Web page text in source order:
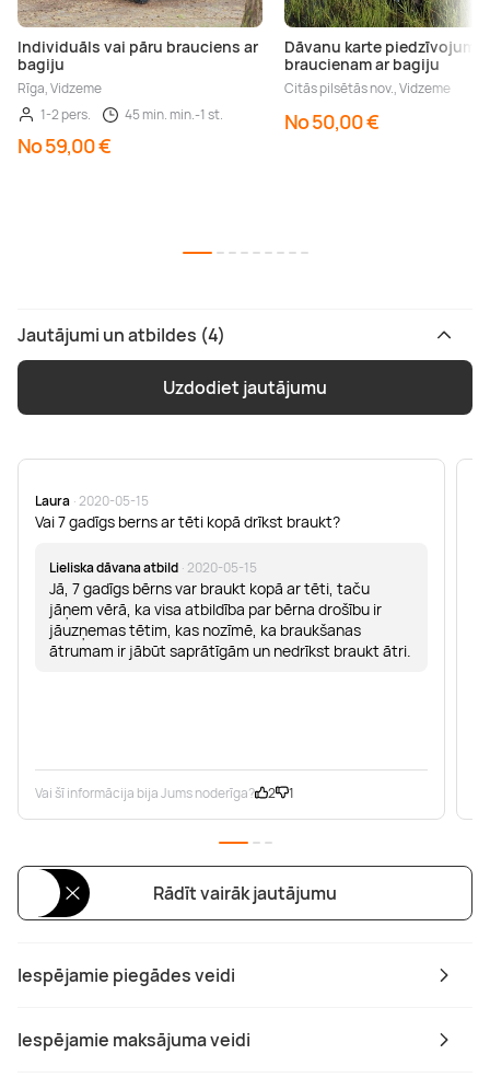
Iespējamie piegādes veidi
Iespējamie maksājuma veidi
Individuāls vai pāru brauciens ar
bagiju
Rīga, Vidzeme
1-2 pers.
45 min. min.-1 st.
No 59,00 €
Dāvanu karte piedzīvojuma
braucienam ar bagiju
Citās pilsētās nov., Vidzeme
No 50,00 €
Jautājumi un atbildes (4)
Uzdodiet jautājumu
Laura · 2020-05-15
Vai 7 gadīgs berns ar tēti kopā drīkst braukt?
Lieliska dāvana atbild · 2020-05-15
Jā, 7 gadīgs bērns var braukt kopā ar tēti, taču
jāņem vērā, ka visa atbildība par bērna drošību ir
jāuzņemas tētim, kas nozīmē, ka braukšanas
ātrumam ir jābūt saprātīgām un nedrīkst braukt ātri.
Vai šī informācija bija Jums noderīga? 2 1
Rādīt vairāk jautājumu